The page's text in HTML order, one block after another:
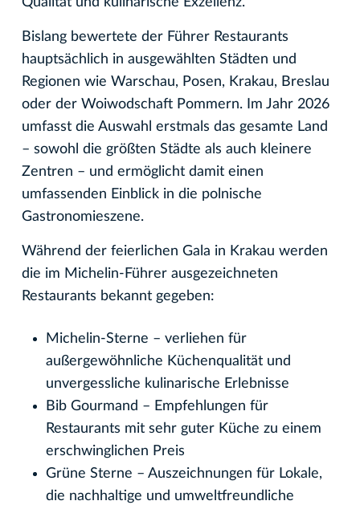
Bislang bewertete der Führer Restaurants
hauptsächlich in ausgewählten Städten und
Regionen wie Warschau, Posen, Krakau, Breslau
oder der Woiwodschaft Pommern. Im Jahr 2026
umfasst die Auswahl erstmals das gesamte Land
– sowohl die größten Städte als auch kleinere
Zentren – und ermöglicht damit einen
umfassenden Einblick in die polnische
Gastronomieszene.
Während der feierlichen Gala in Krakau werden
die im Michelin-Führer ausgezeichneten
Restaurants bekannt gegeben:
Michelin-Sterne – verliehen für
außergewöhnliche Küchenqualität und
unvergessliche kulinarische Erlebnisse
Bib Gourmand – Empfehlungen für
Restaurants mit sehr guter Küche zu einem
erschwinglichen Preis
Grüne Sterne – Auszeichnungen für Lokale,
die nachhaltige und umweltfreundliche